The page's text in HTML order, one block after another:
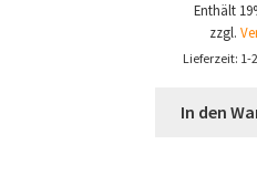
Enthält
zzgl.
Lieferzeit: 1-
In den